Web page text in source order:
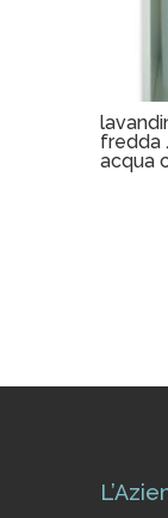
fredda
acqua